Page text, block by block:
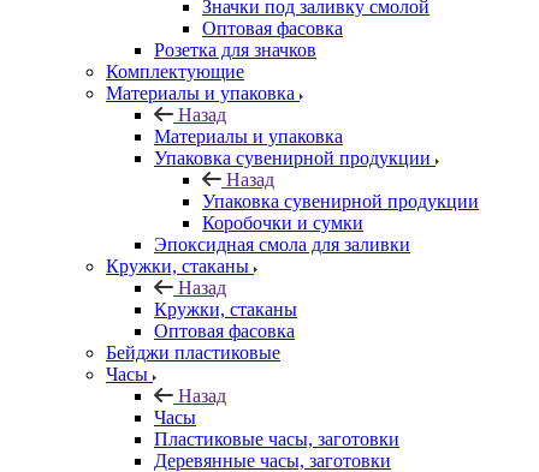
Значки под заливку смолой
Оптовая фасовка
Розетка для значков
Комплектующие
Материалы и упаковка
Назад
Материалы и упаковка
Упаковка сувенирной продукции
Назад
Упаковка сувенирной продукции
Коробочки и сумки
Эпоксидная смола для заливки
Кружки, стаканы
Назад
Кружки, стаканы
Оптовая фасовка
Бейджи пластиковые
Часы
Назад
Часы
Пластиковые часы, заготовки
Деревянные часы, заготовки